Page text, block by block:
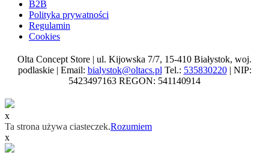
B2B
Polityka prywatności
Regulamin
Cookies
Olta Concept Store | ul. Kijowska 7/7, 15-410 Białystok, woj.
podlaskie | Email: bialystok@oltacs.pl Tel.: 535830220| NIP:
5423497163 REGON: 541140914
x
Ta strona używa ciasteczek.Rozumiem
x